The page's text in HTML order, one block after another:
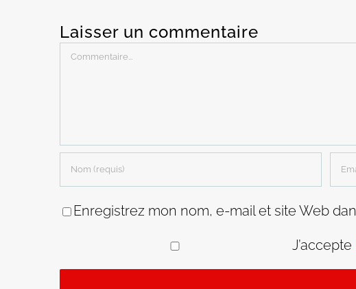
Laisser un commentaire
Commentaire
Enregistrez mon nom, e-mail et site Web
J’accepte